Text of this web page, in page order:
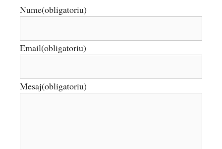
Nume(obligatoriu)
Email(obligatoriu)
Mesaj(obligatoriu)